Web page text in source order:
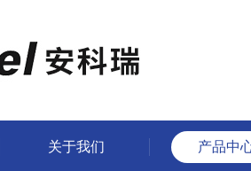
关于我们 产品中